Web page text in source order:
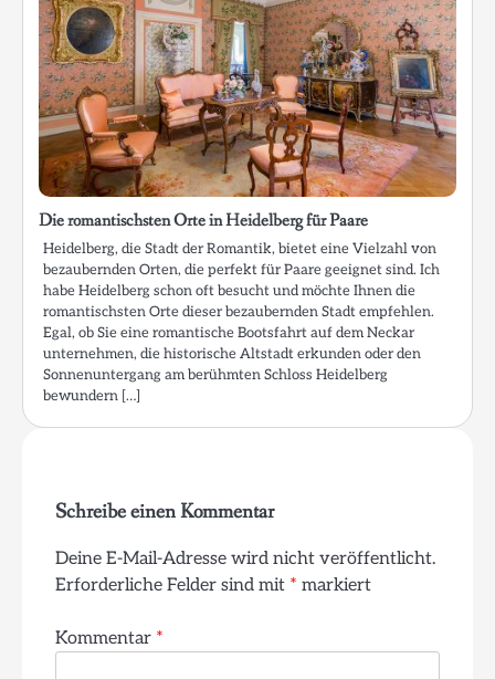
Die romantischsten Orte in Heidelberg für Paare
Heidelberg, die Stadt der Romantik, bietet eine Vielzahl von
bezaubernden Orten, die perfekt für Paare geeignet sind. Ich
habe Heidelberg schon oft besucht und möchte Ihnen die
romantischsten Orte dieser bezaubernden Stadt empfehlen.
Egal, ob Sie eine romantische Bootsfahrt auf dem Neckar
unternehmen, die historische Altstadt erkunden oder den
Sonnenuntergang am berühmten Schloss Heidelberg
bewundern […]
Schreibe einen Kommentar
Deine E-Mail-Adresse wird nicht veröffentlicht.
Erforderliche Felder sind mit * markiert
Kommentar *